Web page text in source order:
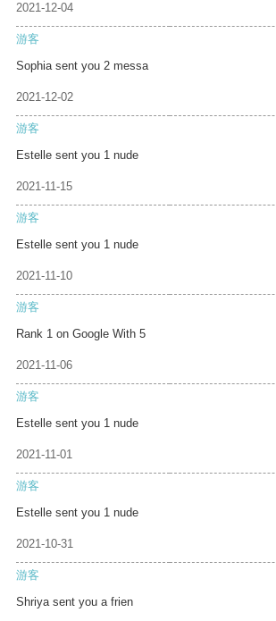
2021-12-04
游客
Sophia sent you 2 messa
2021-12-02
游客
Estelle sent you 1 nude
2021-11-15
游客
Estelle sent you 1 nude
2021-11-10
游客
Rank 1 on Google With 5
2021-11-06
游客
Estelle sent you 1 nude
2021-11-01
游客
Estelle sent you 1 nude
2021-10-31
游客
Shriya sent you a frien